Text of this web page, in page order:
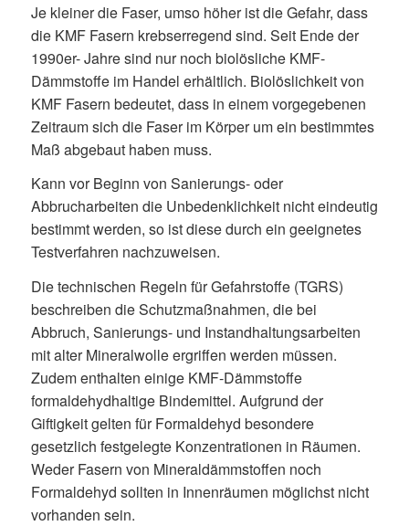
Je kleiner die Faser, umso höher ist die Gefahr, dass
die KMF Fasern krebserregend sind. Seit Ende der
1990er- Jahre sind nur noch biolösliche KMF-
Dämmstoffe im Handel erhältlich. Biolöslichkeit von
KMF Fasern bedeutet, dass in einem vorgegebenen
Zeitraum sich die Faser im Körper um ein bestimmtes
Maß abgebaut haben muss.
Kann vor Beginn von Sanierungs- oder
Abbrucharbeiten die Unbedenklichkeit nicht eindeutig
bestimmt werden, so ist diese durch ein geeignetes
Testverfahren nachzuweisen.
Die technischen Regeln für Gefahrstoffe (TGRS)
beschreiben die Schutzmaßnahmen, die bei
Abbruch, Sanierungs- und Instandhaltungsarbeiten
mit alter Mineralwolle ergriffen werden müssen.
Zudem enthalten einige KMF-Dämmstoffe
formaldehydhaltige Bindemittel. Aufgrund der
Giftigkeit gelten für Formaldehyd besondere
gesetzlich festgelegte Konzentrationen in Räumen.
Weder Fasern von Mineraldämmstoffen noch
Formaldehyd sollten in Innenräumen möglichst nicht
vorhanden sein.